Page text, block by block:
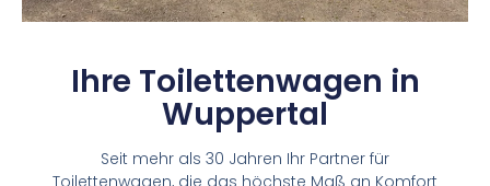
Ihre Toilettenwagen in
Wuppertal
Seit mehr als 30 Jahren Ihr Partner für